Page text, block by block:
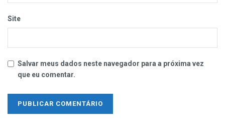
Site
Salvar meus dados neste navegador para a próxima vez
que eu comentar.